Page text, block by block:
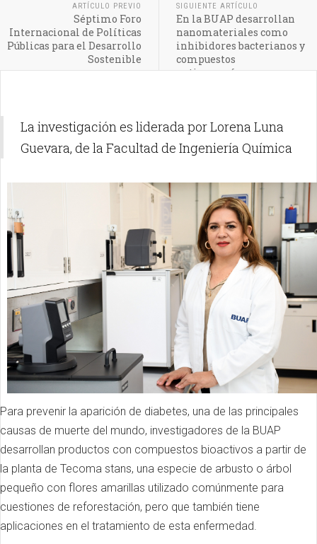
ARTÍCULO PREVIO
Séptimo Foro
Internacional de Políticas
Públicas para el Desarrollo
Sostenible
SIGUIENTE ARTÍCULO
En la BUAP desarrollan
nanomateriales como
inhibidores bacterianos y
compuestos
anticancerígenos
La investigación es liderada por Lorena Luna
Guevara, de la Facultad de Ingeniería Química
Para prevenir la aparición de diabetes, una de las principales
causas de muerte del mundo, investigadores de la BUAP
desarrollan productos con compuestos bioactivos a partir de
la planta de Tecoma stans, una especie de arbusto o árbol
pequeño con flores amarillas utilizado comúnmente para
cuestiones de reforestación, pero que también tiene
aplicaciones en el tratamiento de esta enfermedad.